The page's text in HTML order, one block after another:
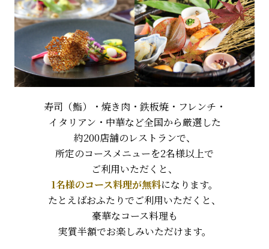
寿司（鮨）・焼き肉・鉄板焼・フレンチ・
イタリアン・中華など全国から厳選した
約200店舗のレストランで、
所定のコースメニューを2名様以上で
ご利用いただくと、
1名様のコース料理が無料になります。
たとえばおふたりでご利用いただくと、
豪華なコース料理も
実質半額でお楽しみいただけます。